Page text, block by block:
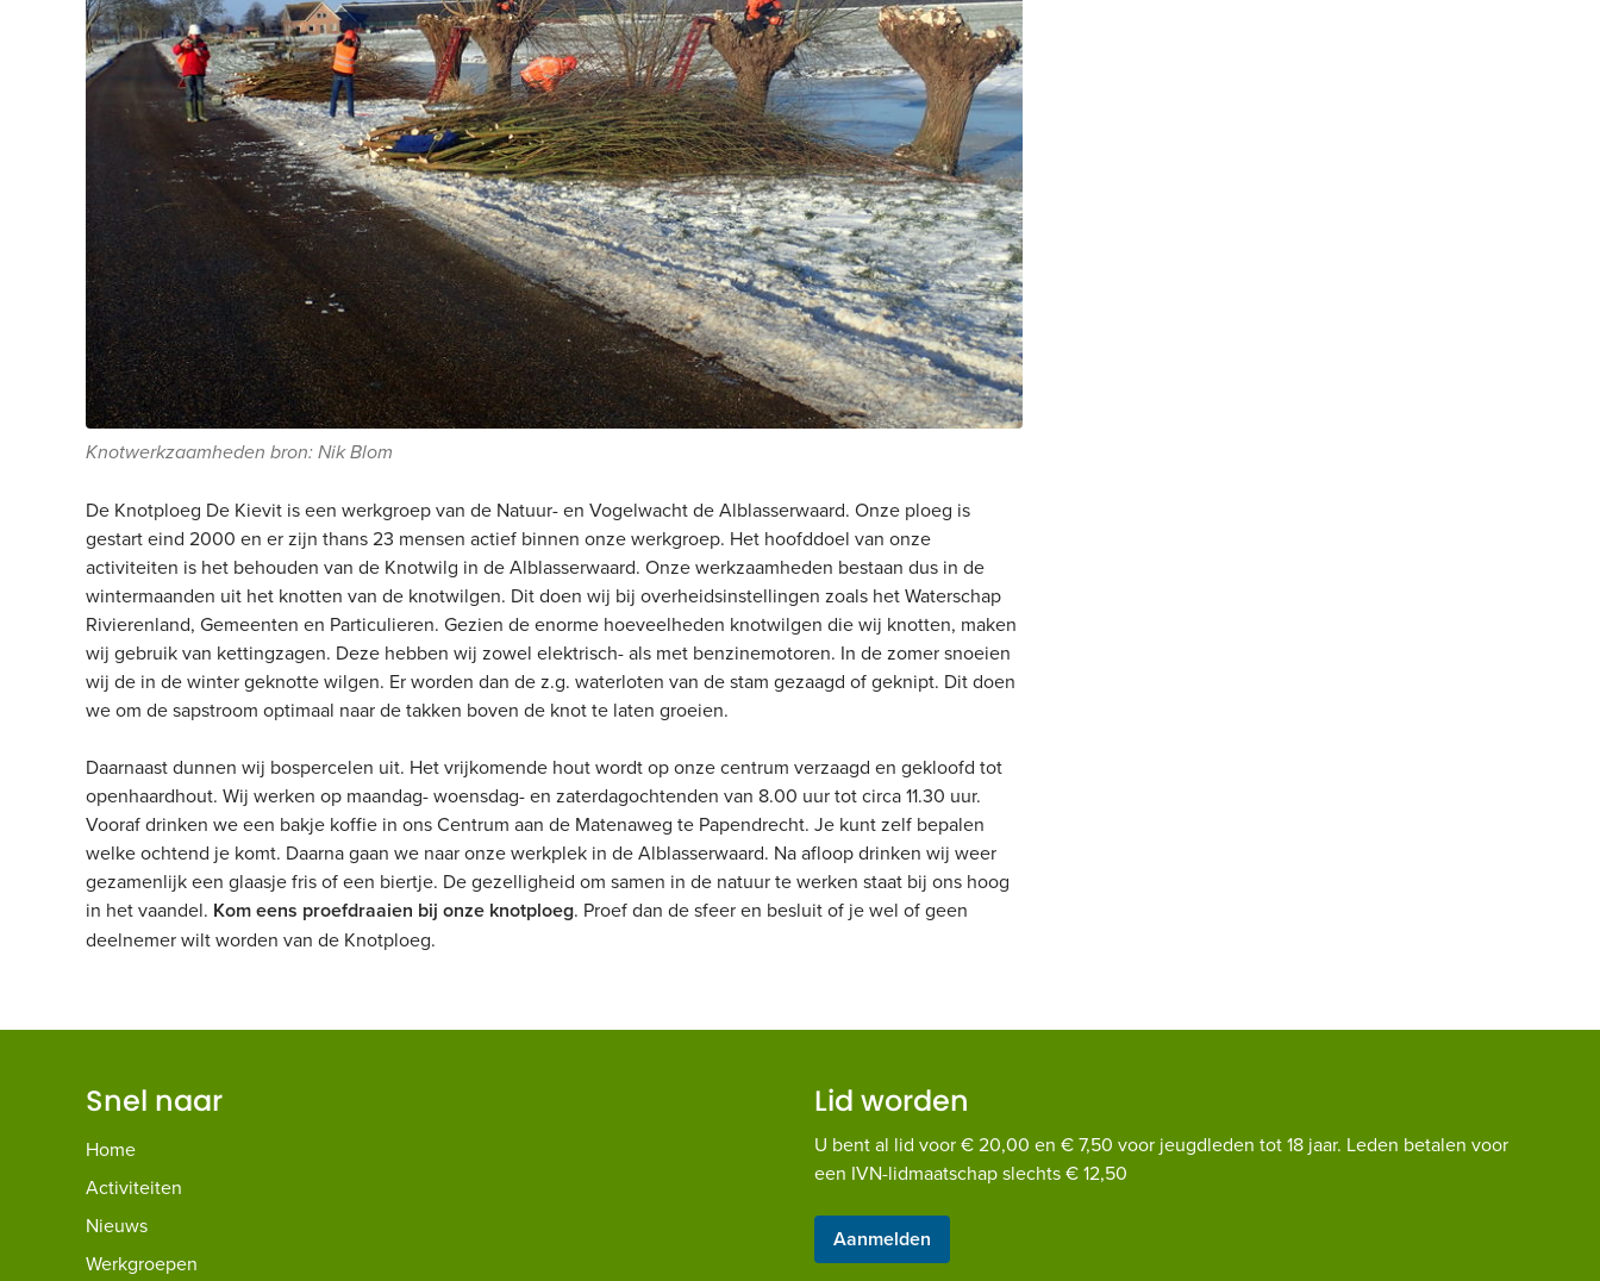
Knotwerkzaamheden bron: Nik Blom
De Knotploeg De Kievit is een werkgroep van de Natuur- en Vogelwacht de Alblasserwaard. Onze ploeg is
gestart eind 2000 en er zijn thans 23 mensen actief binnen onze werkgroep. Het hoofddoel van onze
activiteiten is het behouden van de Knotwilg in de Alblasserwaard. Onze werkzaamheden bestaan dus in de
wintermaanden uit het knotten van de knotwilgen. Dit doen wij bij overheidsinstellingen zoals het Waterschap
Rivierenland, Gemeenten en Particulieren. Gezien de enorme hoeveelheden knotwilgen die wij knotten, maken
wij gebruik van kettingzagen. Deze hebben wij zowel elektrisch- als met benzinemotoren. In de zomer snoeien
wij de in de winter geknotte wilgen. Er worden dan de z.g. waterloten van de stam gezaagd of geknipt. Dit doen
we om de sapstroom optimaal naar de takken boven de knot te laten groeien.
Daarnaast dunnen wij bospercelen uit. Het vrijkomende hout wordt op onze centrum verzaagd en gekloofd tot
openhaardhout. Wij werken op maandag- woensdag- en zaterdagochtenden van 8.00 uur tot circa 11.30 uur.
Vooraf drinken we een bakje koffie in ons Centrum aan de Matenaweg te Papendrecht. Je kunt zelf bepalen
welke ochtend je komt. Daarna gaan we naar onze werkplek in de Alblasserwaard. Na afloop drinken wij weer
gezamenlijk een glaasje fris of een biertje. De gezelligheid om samen in de natuur te werken staat bij ons hoog
in het vaandel. Kom eens proefdraaien bij onze knotploeg. Proef dan de sfeer en besluit of je wel of geen
deelnemer wilt worden van de Knotploeg.
Snel naar
Home
Activiteiten
Nieuws
Werkgroepen
Lid worden
U bent al lid voor € 20,00 en € 7,50 voor jeugdleden tot 18 jaar. Leden betalen voor
een IVN-lidmaatschap slechts € 12,50
Aanmelden